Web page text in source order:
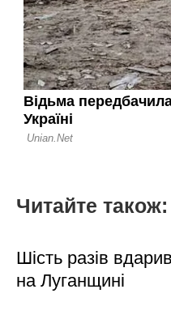
Читайте також:
Шість разів
на Луганщині